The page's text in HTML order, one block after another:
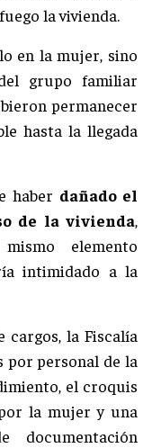
la vivienda.
en la mujer, sino
grupo familiar
permanecer
hasta la llegada
haber dañado el
de la vivienda,
elemento
intimidado a la
la Fiscalía
personal de la
el croquis
la mujer y una
documentación